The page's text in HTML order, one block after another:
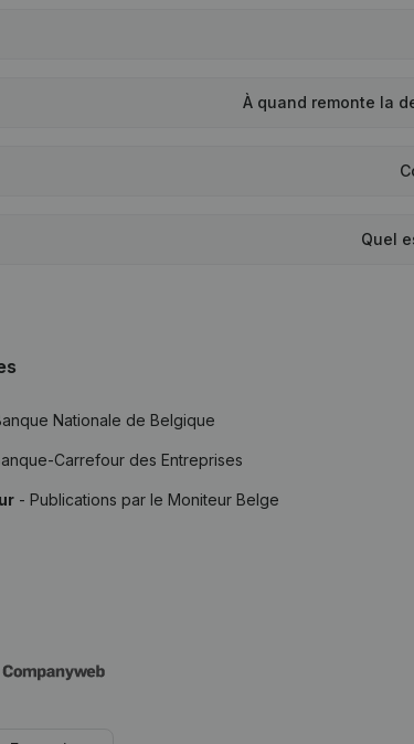
À quand remonte la
Quel
Nationale de Belgique
Carrefour des Entreprises
- Publications par le Moniteur Belge